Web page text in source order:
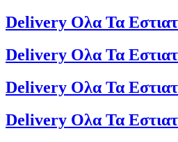
Delivery Ολα Τα
Delivery Ολα Τα
Delivery Ολα Τα
Delivery Ολα Τα